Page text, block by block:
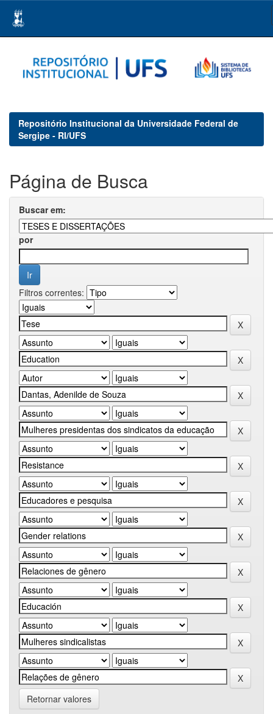
navigation
Repositório Institucional da Universidade Federal de
Sergipe - RI/UFS
Página de Busca
Buscar em:
por
Filtros correntes:
Retornar valores